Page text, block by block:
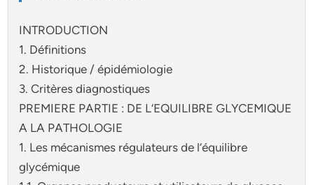
INTRODUCTION
1. Définitions
2. Historique / épidémiologie
3. Critères diagnostiques
PREMIERE PARTIE : DE L’EQUILIBRE GLYCEMIQUE
A LA PATHOLOGIE
1. Les mécanismes régulateurs de l’équilibre
glycémique